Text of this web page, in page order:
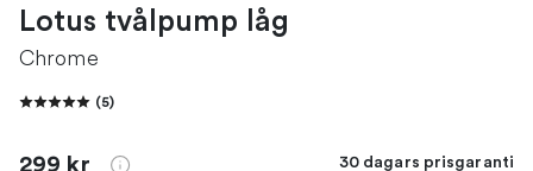
Lotus tvålpump låg
Chrome
(5)
299 kr 30 dagars prisgaranti